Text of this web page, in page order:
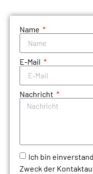
Name
E-Mail
Nachricht
Ich bin
Zweck der